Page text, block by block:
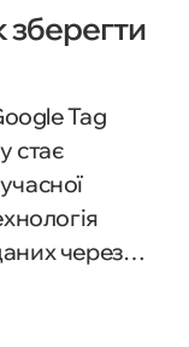
зберегти
Tag
стає
через
а